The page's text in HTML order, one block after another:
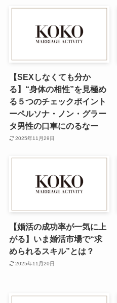
【SEXしなくても分か
る】“身体の相性”を見極め
る５つのチェックポイント
ーペルソナ・ノン・グラー
タ男性の口車にのるなー
2025年11月29日
【婚活の成功率が一気に上
がる】いま婚活市場で“求
められるスキル”とは？
2025年11月20日